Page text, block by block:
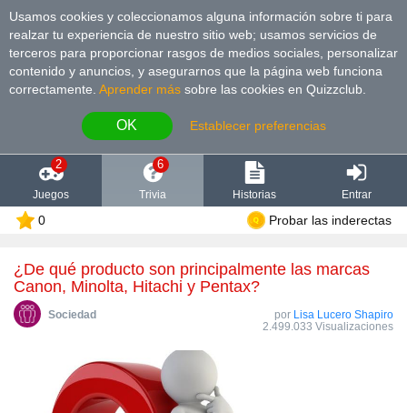
Usamos cookies y coleccionamos alguna información sobre ti para
realzar tu experiencia de nuestro sitio web; usamos servicios de
terceros para proporcionar rasgos de medios sociales, personalizar
contenido y anuncios, y asegurarnos que la página web funciona
correctamente. Aprender más sobre las cookies en Quizzclub.
OK Establecer preferencias
2
Juegos
6
Trivia Historias Entrar
0 Probar las inderectas
¿De qué producto son principalmente las marcas
Canon, Minolta, Hitachi y Pentax?
Sociedad por Lisa Lucero Shapiro
2.499.033 Visualizaciones